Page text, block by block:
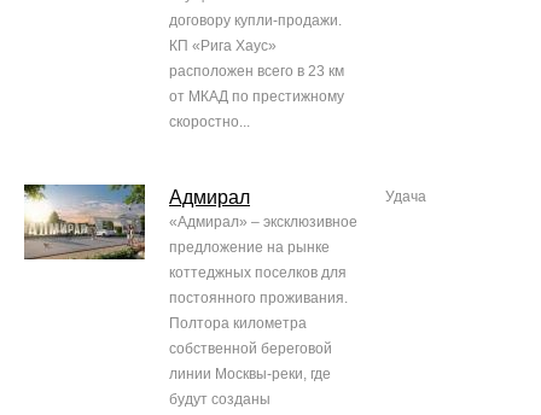
договору купли-продажи.
КП «Рига Хаус»
расположен всего в 23 км
от МКАД по престижному
скоростно...
Адмирал
«Адмирал» – эксклюзивное
предложение на рынке
коттеджных поселков для
постоянного проживания.
Полтора километра
собственной береговой
линии Москвы-реки, где
будут созданы
Удача